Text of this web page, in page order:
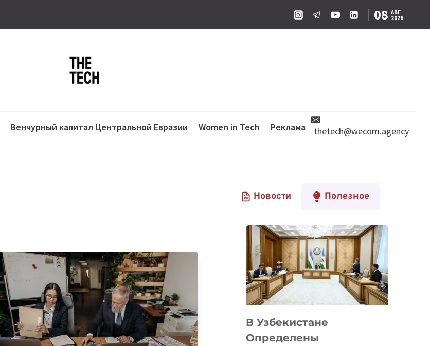
08 АВГ
2026
Венчурный капитал Центральной Евразии Women in Tech Реклама thetech@wecom.agency
Новости Полезное
В Узбекистане
Определены